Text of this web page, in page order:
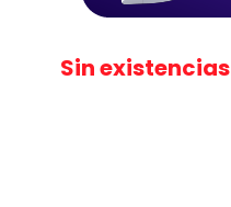
Sin existencias